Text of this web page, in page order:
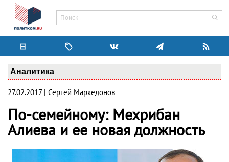
Аналитика
27.02.2017 | Сергей Маркедонов
По-семейному: Мехрибан
Алиева и ее новая должность